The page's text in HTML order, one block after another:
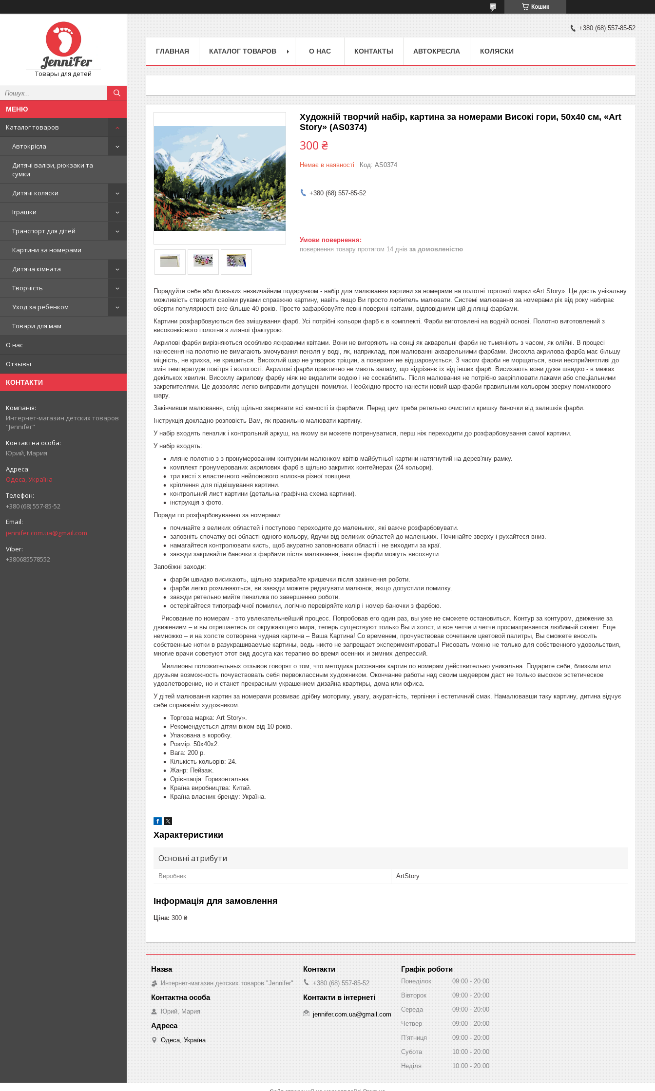
Кошик
Товары для детей
Каталог товаров
Автокрісла
Дитячі валізи, рюкзаки та
сумки
Дитячі коляски
Іграшки
Транспорт для дітей
Картини за номерами
Дитяча кімната
Творчість
Уход за ребенком
Товари для мам
О нас
Отзывы
КОНТАКТИ
Интернет-магазин детских товаров
"Jennifer"
Юрий, Мария
Одеса, Україна
+380 (68) 557-85-52
jennifer.com.ua@gmail.com
+380685578552
+380 (68) 557-85-52
ГЛАВНАЯ КАТАЛОГ ТОВАРОВ О НАС КОНТАКТЫ АВТОКРЕСЛА КОЛЯСКИ
Художній творчий набір, картина за номерами Високі гори, 50x40 см, «Art
Story» (AS0374)
300 ₴
Немає в наявності Код: AS0374
+380 (68) 557-85-52
повернення товару протягом 14 днів за домовленістю
Порадуйте себе або близьких незвичайним подарунком - набір для малювання картини за номерами на полотні торгової марки «Art Story». Це дасть унікальну
можливість створити своїми руками справжню картину, навіть якщо Ви просто любитель малювати. Системі малювання за номерами рік від року набирає
оберти популярності вже більше 40 років. Просто зафарбовуйте певні поверхні квітами, відповідними цій ділянці фарбами.
Картини розфарбовуються без змішування фарб. Усі потрібні кольори фарб є в комплекті. Фарби виготовлені на водній основі. Полотно виготовлений з
високоякісного полотна з лляної фактурою.
Акрилові фарби вирізняються особливо яскравими квітами. Вони не вигоряють на сонці як акварельні фарби не тьмяніють з часом, як олійні. В процесі
нанесення на полотно не вимагають змочування пензля у воді, як, наприклад, при малюванні акварельними фарбами. Висохла акрилова фарба має більшу
міцність, не крихка, не кришиться. Висохлий шар не утворює тріщин, а поверхня не відшаровується. З часом фарби не морщаться, вони несприйнятливі до
змін температури повітря і вологості. Акрилові фарби практично не мають запаху, що відрізняє їх від інших фарб. Висихають вони дуже швидко - в межах
декількох хвилин. Висохлу акрилову фарбу ніяк не видалити водою і не соскаблить. Після малювання не потрібно закріплювати лаками або спеціальними
закрепителями. Це дозволяє легко виправити допущені помилки. Необхідно просто нанести новий шар фарби правильним кольором зверху помилкового
шару.
Закінчивши малювання, слід щільно закривати всі ємності із фарбами. Перед цим треба ретельно очистити кришку баночки від залишків фарби.
Інструкція докладно розповість Вам, як правильно малювати картину.
У набір входять пензлик і контрольний аркуш, на якому ви можете потренуватися, перш ніж переходити до розфарбовування самої картини.
У набір входять:
лляне полотно з з пронумерованим контурним малюнком квітів майбутньої картини натягнутий на дерев'яну рамку.
комплект пронумерованих акрилових фарб в щільно закритих контейнерах (24 кольори).
три кисті з еластичного нейлонового волокна різної товщини.
кріплення для підвішування картини.
контрольний лист картини (детальна графічна схема картини).
інструкція з фото.
Поради по розфарбовуванню за номерами:
починайте з великих областей і поступово переходите до маленьких, які важче розфарбовувати.
заповніть спочатку всі області одного кольору, йдучи від великих областей до маленьких. Починайте зверху і рухайтеся вниз.
намагайтеся контролювати кисть, щоб акуратно заповнювати області і не виходити за краї.
завжди закривайте баночки з фарбами після малювання, інакше фарби можуть висохнути.
Запобіжні заходи:
фарби швидко висихають, щільно закривайте кришечки після закінчення роботи.
фарби легко розчиняються, ви завжди можете редагувати малюнок, якщо допустили помилку.
завжди ретельно мийте пензлика по завершенню роботи.
остерігайтеся типографічної помилки, логічно перевіряйте колір і номер баночки з фарбою.
Рисование по номерам - это увлекательнейший процесс. Попробовав его один раз, вы уже не сможете остановиться. Контур за контуром, движение за
движением – и вы отрешаетесь от окружающего мира, теперь существуют только Вы и холст, и все четче и четче просматривается любимый сюжет. Еще
немножко – и на холсте сотворена чудная картина – Ваша Картина! Со временем, прочувствовав сочетание цветовой палитры, Вы сможете вносить
собственные нотки в разукрашиваемые картины, ведь никто не запрещает экспериментировать! Рисовать можно не только для собственного удовольствия,
многие врачи советуют этот вид досуга как терапию во время осенних и зимних депрессий.
Миллионы положительных отзывов говорят о том, что методика рисования картин по номерам действительно уникальна. Подарите себе, близким или
друзьям возможность почувствовать себя первоклассным художником. Окончание работы над своим шедевром даст не только высокое эстетическое
удовлетворение, но и станет прекрасным украшением дизайна квартиры, дома или офиса.
У дітей малювання картин за номерами розвиває дрібну моторику, увагу, акуратність, терпіння і естетичний смак. Намалювавши таку картину, дитина відчує
себе справжнім художником.
Торгова марка: Art Story».
Рекомендується дітям віком від 10 років.
Упакована в коробку.
Розмір: 50х40х2.
Вага: 200 р.
Кількість кольорів: 24.
Жанр: Пейзаж.
Орієнтація: Горизонтальна.
Країна виробництва: Китай.
Країна власник бренду: Україна.
Характеристики
Основні атрибути
Виробник ArtStory
Інформація для замовлення
Ціна: 300 ₴
Интернет-магазин детских товаров "Jennifer"
Юрий, Мария
Одеса, Україна
+380 (68) 557-85-52
jennifer.com.ua@gmail.com
Графік роботи
Понеділок 09:00
20:00
Вівторок
09:00
20:00
Середа
09:00
20:00
Четвер
09:00
20:00
Пʼятниця
09:00
20:00
Субота
10:00
20:00
Неділя
10:00 20:00